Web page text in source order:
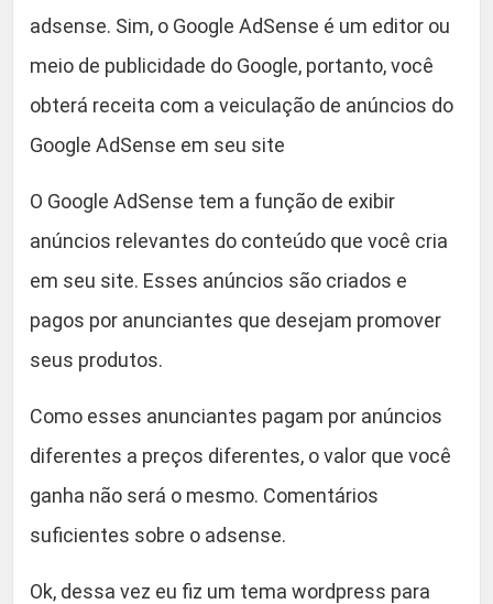
i
d
e
adsense. Sim, o Google AdSense é um editor ou
meio de publicidade do Google, portanto, você
obterá receita com a veiculação de anúncios do
Google AdSense em seu site
O Google AdSense tem a função de exibir
anúncios relevantes do conteúdo que você cria
em seu site. Esses anúncios são criados e
pagos por anunciantes que desejam promover
seus produtos.
Como esses anunciantes pagam por anúncios
diferentes a preços diferentes, o valor que você
ganha não será o mesmo. Comentários
suficientes sobre o adsense.
Ok, dessa vez eu fiz um tema wordpress para